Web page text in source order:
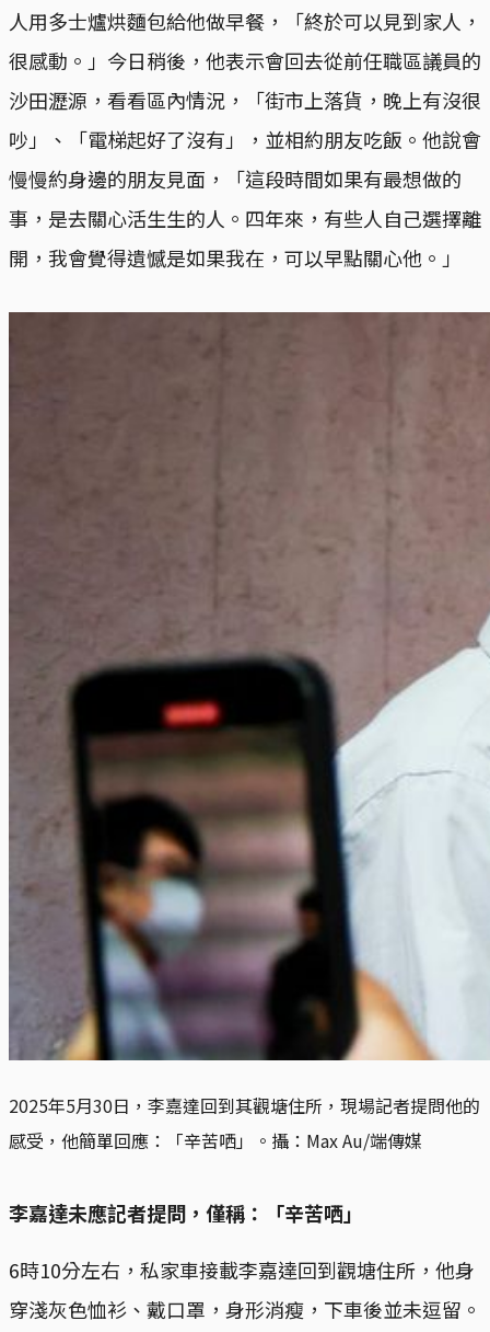
人用多士爐烘麵包給他做早餐，「終於可以見到家人，
很感動。」今日稍後，他表示會回去從前任職區議員的
沙田瀝源，看看區內情況，「街市上落貨，晚上有沒很
吵」、「電梯起好了沒有」，並相約朋友吃飯。他說會
慢慢約身邊的朋友見面，「這段時間如果有最想做的
事，是去關心活生生的人。四年來，有些人自己選擇離
開，我會覺得遺憾是如果我在，可以早點關心他。」
2025年5月30日，李嘉達回到其觀塘住所，現場記者提問他的
感受，他簡單回應：「辛苦哂」。攝：Max Au/端傳媒
李嘉達未應記者提問，僅稱：「辛苦哂」
6時10分左右，私家車接載李嘉達回到觀塘住所，他身
穿淺灰色恤衫、戴口罩，身形消瘦，下車後並未逗留。